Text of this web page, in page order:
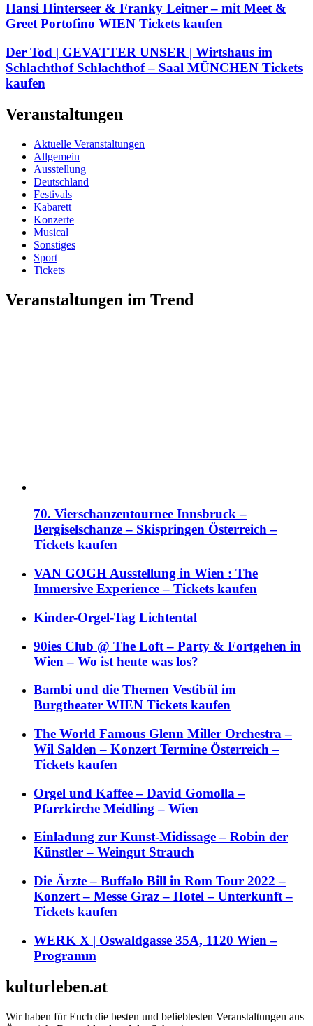
Hansi Hinterseer & Franky Leitner – mit Meet &
Greet Portofino WIEN Tickets kaufen
Der Tod | GEVATTER UNSER | Wirtshaus im
Schlachthof Schlachthof – Saal MÜNCHEN Tickets
kaufen
Veranstaltungen
Aktuelle Veranstaltungen
Allgemein
Ausstellung
Deutschland
Festivals
Kabarett
Konzerte
Musical
Sonstiges
Sport
Tickets
Veranstaltungen im Trend
70. Vierschanzentournee Innsbruck –
Bergiselschanze – Skispringen Österreich –
Tickets kaufen
VAN GOGH Ausstellung in Wien : The
Immersive Experience – Tickets kaufen
Kinder-Orgel-Tag Lichtental
90ies Club @ The Loft – Party & Fortgehen in
Wien – Wo ist heute was los?
Bambi und die Themen Vestibül im
Burgtheater WIEN Tickets kaufen
The World Famous Glenn Miller Orchestra –
Wil Salden – Konzert Termine Österreich –
Tickets kaufen
Orgel und Kaffee – David Gomolla –
Pfarrkirche Meidling – Wien
Einladung zur Kunst-Midissage – Robin der
Künstler – Weingut Strauch
Die Ärzte – Buffalo Bill in Rom Tour 2022 –
Konzert – Messe Graz – Hotel – Unterkunft –
Tickets kaufen
WERK X | Oswaldgasse 35A, 1120 Wien –
Programm
kulturleben.at
Wir haben für Euch die besten und beliebtesten Veranstaltungen aus